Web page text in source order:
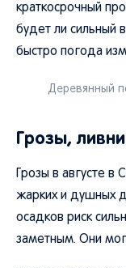
краткосрочный
будет ли сильный
быстро погода
Деревянный
Грозы,
Грозы в августе в
жарких и душных
осадков риск
заметным. Они